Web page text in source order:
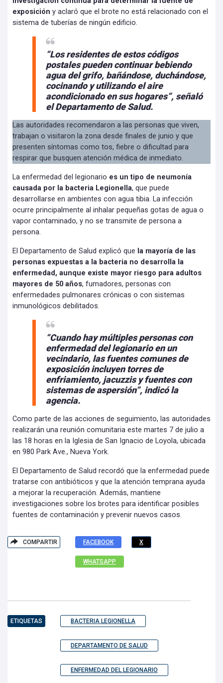
exposición y aclaró que el brote no está relacionado con el
sistema de tuberías de ningún edificio.
“Los residentes de estos códigos
postales pueden continuar bebiendo
agua del grifo, bañándose, duchándose,
cocinando y utilizando el aire
acondicionado en sus hogares”, señaló
el Departamento de Salud.
Las autoridades recomendaron a las personas que viven,
trabajan o visitaron la zona desde finales de junio y que
presenten síntomas como tos, fiebre o dificultad para
respirar que busquen atención médica de inmediato.
La enfermedad del legionario es un tipo de neumonía
causada por la bacteria Legionella, que puede
desarrollarse en ambientes con agua tibia. La infección
ocurre principalmente al inhalar pequeñas gotas de agua o
vapor contaminado, y no se transmite de persona a
persona.
El Departamento de Salud explicó que la mayoría de las
personas expuestas a la bacteria no desarrolla la
enfermedad, aunque existe mayor riesgo para adultos
mayores de 50 años, fumadores, personas con
enfermedades pulmonares crónicas o con sistemas
inmunológicos debilitados.
“Cuando hay múltiples personas con
enfermedad del legionario en un
vecindario, las fuentes comunes de
exposición incluyen torres de
enfriamiento, jacuzzis y fuentes con
sistemas de aspersión”, indicó la
agencia.
Como parte de las acciones de seguimiento, las autoridades
realizarán una reunión comunitaria este martes 7 de julio a
las 18 horas en la Iglesia de San Ignacio de Loyola, ubicada
en 980 Park Ave., Nueva York.
El Departamento de Salud recordó que la enfermedad puede
tratarse con antibióticos y que la atención temprana ayuda
a mejorar la recuperación. Además, mantiene
investigaciones sobre los brotes para identificar posibles
fuentes de contaminación y prevenir nuevos casos.
COMPARTIR FACEBOOK X
WHATSAPP
ETIQUETAS BACTERIA LEGIONELLA
DEPARTAMENTO DE SALUD
ENFERMEDAD DEL LEGIONARIO